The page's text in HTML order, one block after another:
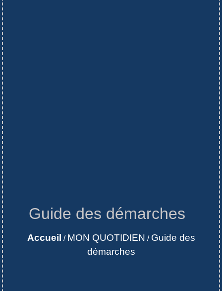
Guide des démarches
Accueil / MON QUOTIDIEN / Guide des
démarches